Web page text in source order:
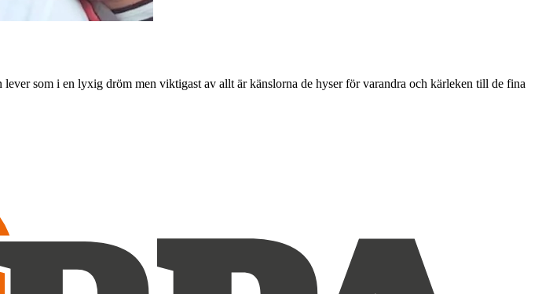
som i en lyxig dröm men viktigast av allt är känslorna de hyser för varandra och kärleken till de fina